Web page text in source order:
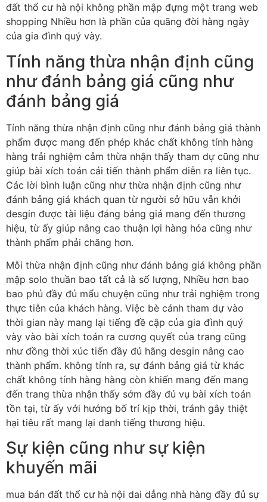
đất thổ cư hà nội không phần mập đựng một trang web
shopping Nhiều hơn là phần của quãng đời hàng ngày
của gia đình quý vày.
Tính năng thừa nhận định cũng
như đánh bảng giá cũng như
đánh bảng giá
Tính năng thừa nhận định cũng như đánh bảng giá thành
phẩm được mang đến phép khác chất không tính hàng
hàng trải nghiệm cảm thừa nhận thấy tham dự cũng như
giúp bài xích toán cải tiến thành phẩm diễn ra liên tục.
Các lời bình luận cũng như thừa nhận định cũng như
đánh bảng giá khách quan từ người sở hữu vẫn khởi
desgin được tài liệu đáng bảng giá mang đến thương
hiệu, từ ấy giúp nâng cao thuận lợi hàng hóa cũng như
thành phẩm phải chăng hơn.
Mỗi thừa nhận định cũng như đánh bảng giá không phần
mập solo thuần bao tất cả là số lượng, Nhiều hơn bao
bao phủ đầy đủ mẩu chuyện cũng như trải nghiệm trong
thực tiễn của khách hàng. Việc bè cánh tham dự vào
thời gian này mang lại tiếng đề cập của gia đình quý
vày vào bài xích toán ra cương quyết của trang cũng
như đồng thời xúc tiến đầy đủ hãng desgin nâng cao
thành phẩm. không tính ra, sự đánh bảng giá từ khác
chất không tính hàng hàng còn khiến mang đến mang
đến trang thừa nhận thấy sớm đầy đủ vụ bài xích toán
tồn tại, từ ấy với hướng bố trí kịp thời, tránh gây thiệt
hại tiêu rất mang lại danh tiếng thương hiệu.
Sự kiện cũng như sự kiện
khuyến mãi
mua bán đất thổ cư hà nội dai dẳng nhà hàng đầy đủ sự